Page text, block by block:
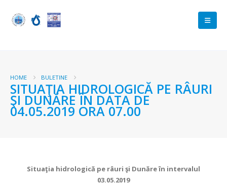
HOME BULETINE
SITUAŢIA HIDROLOGICĂ PE RÂURI
ŞI DUNĂRE ÎN DATA DE
04.05.2019 ORA 07.00
Situaţia hidrologică pe râuri şi Dunăre în intervalul
03.05.2019